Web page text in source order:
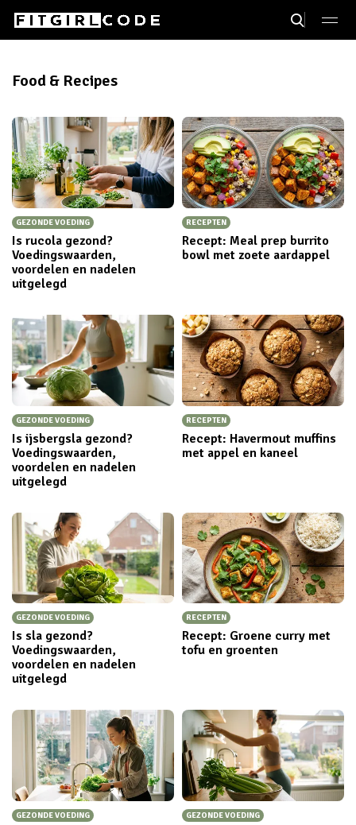
Food & Recipes
GEZONDE VOEDING
Is rucola gezond?
Voedingswaarden,
voordelen en nadelen
uitgelegd
RECEPTEN
Recept: Meal prep burrito
bowl met zoete aardappel
GEZONDE VOEDING
Is ijsbergsla gezond?
Voedingswaarden,
voordelen en nadelen
uitgelegd
RECEPTEN
Recept: Havermout muffins
met appel en kaneel
GEZONDE VOEDING
Is sla gezond?
Voedingswaarden,
voordelen en nadelen
uitgelegd
RECEPTEN
Recept: Groene curry met
tofu en groenten
GEZONDE VOEDING GEZONDE VOEDING